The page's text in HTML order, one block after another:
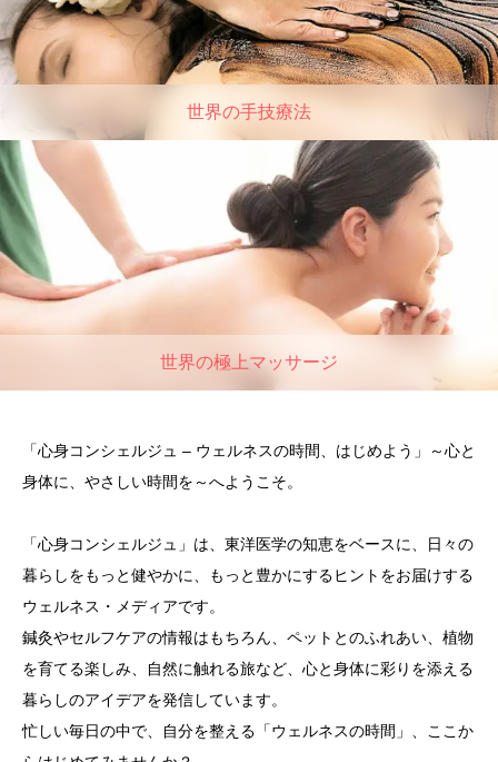
世界の手技療法
世界の極上マッサージ
「心身コンシェルジュ – ウェルネスの時間、はじめよう」～心と
身体に、やさしい時間を～へようこそ。
「心身コンシェルジュ」は、東洋医学の知恵をベースに、日々の
暮らしをもっと健やかに、もっと豊かにするヒントをお届けする
ウェルネス・メディアです。
鍼灸やセルフケアの情報はもちろん、ペットとのふれあい、植物
を育てる楽しみ、自然に触れる旅など、心と身体に彩りを添える
暮らしのアイデアを発信しています。
忙しい毎日の中で、自分を整える「ウェルネスの時間」、ここか